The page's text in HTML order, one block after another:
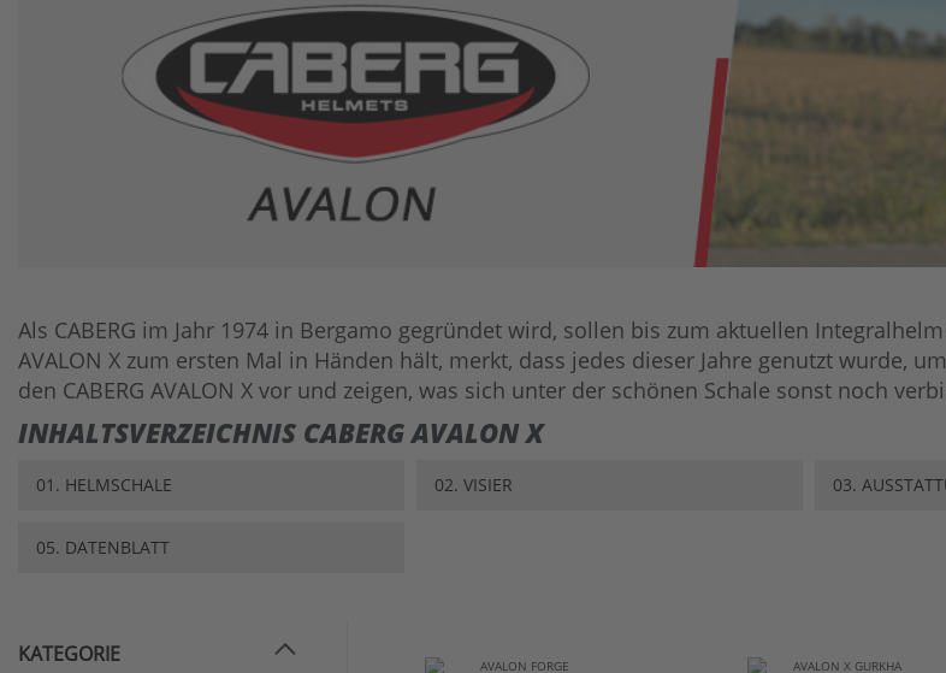
Als CABERG im Jahr 1974 in Bergamo gegründet wird, sollen bis zum aktuellen Integralhelm
AVALON X zum ersten Mal in Händen hält, merkt, dass jedes dieser Jahre genutzt wurde,
den CABERG AVALON X vor und zeigen, was sich unter der schönen Schale sonst noch
INHALTSVERZEICHNIS CABERG AVALON X
01. HELMSCHALE 02. VISIER 03.
05. DATENBLATT
KATEGORIE